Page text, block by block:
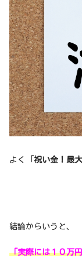
よく 「祝い金！最
結論からいうと、
「実際には１０万